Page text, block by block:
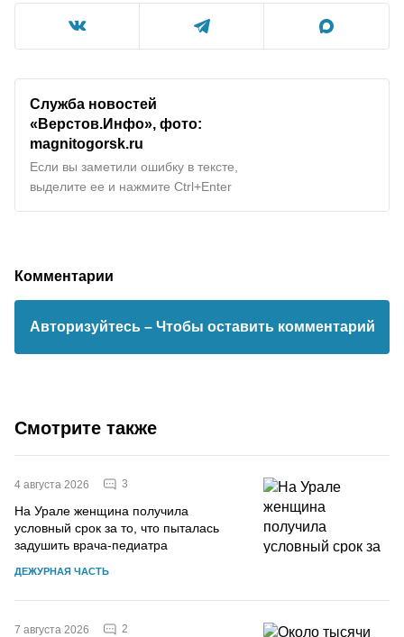
Служба новостей
«Верстов.Инфо», фото:
magnitogorsk.ru
Если вы заметили ошибку в тексте,
выделите ее и нажмите Ctrl+Enter
Комментарии
Авторизуйтесь – Чтобы оставить комментарий
Смотрите также
4 августа 2026 3
На Урале женщина получила
условный срок за то, что пыталась
задушить врача-педиатра
ДЕЖУРНАЯ ЧАСТЬ
7 августа 2026 2